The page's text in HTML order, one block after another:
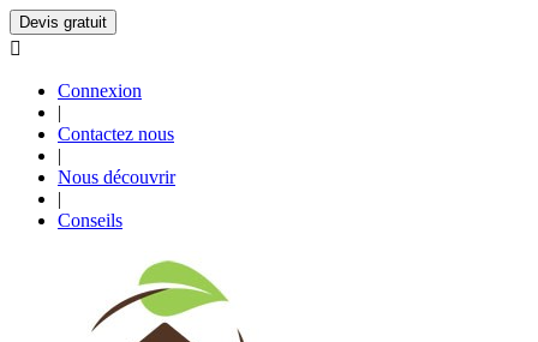
Devis gratuit

Connexion
|
Contactez nous
|
Nous découvrir
|
Conseils